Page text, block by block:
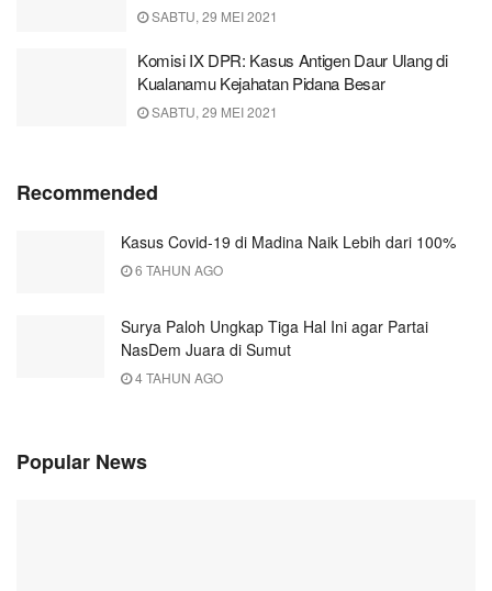
SABTU, 29 MEI 2021
Komisi IX DPR: Kasus Antigen Daur Ulang di
Kualanamu Kejahatan Pidana Besar
SABTU, 29 MEI 2021
Recommended
Kasus Covid-19 di Madina Naik Lebih dari 100%
6 TAHUN AGO
Surya Paloh Ungkap Tiga Hal Ini agar Partai
NasDem Juara di Sumut
4 TAHUN AGO
Popular News